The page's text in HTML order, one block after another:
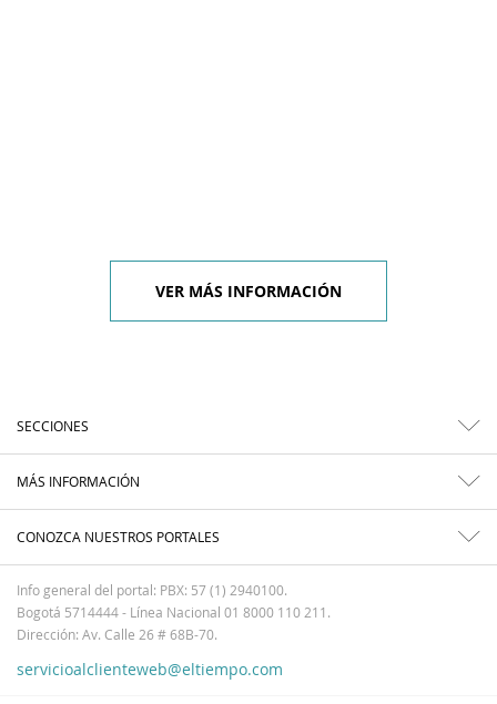
VER MÁS INFORMACIÓN
SECCIONES
MÁS INFORMACIÓN
CONOZCA NUESTROS PORTALES
Info general del portal: PBX: 57 (1) 2940100.
Bogotá 5714444 - Línea Nacional 01 8000 110 211.
Dirección: Av. Calle 26 # 68B-70.
servicioalclienteweb@eltiempo.com